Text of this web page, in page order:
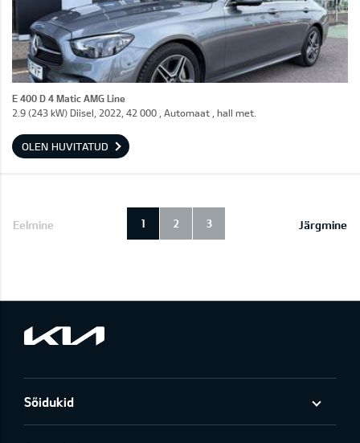
E 400 D 4 Matic AMG Line
2.9 (243 kW) Diisel, 2022, 42 000 , Automaat , hall met.
OLEN HUVITATUD
Eelmine Järgmine
1 2 3
Sõidukid